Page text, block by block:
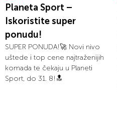
Planeta Sport –
Iskoristite super
ponudu!
SUPER PONUDA!🚀 Novi nivo
uštede i top cene najtraženijih
komada te čekaju u Planeti
Sport, do 31. 8!🔝